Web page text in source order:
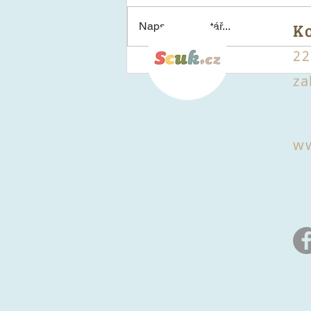
Příběh Krkalovy DobroTy:
Kdo stojí za čerstvým ručně
dělaným pečivem?
Napsat komentář...